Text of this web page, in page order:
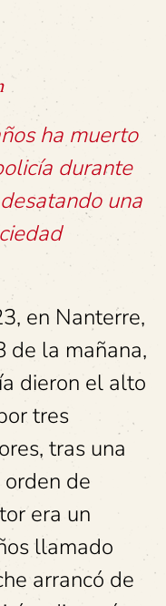
ha muerto
durante
una
en Nanterre,
de la mañana,
dieron el alto
tres
tras una
de
era un
llamado
arrancó de